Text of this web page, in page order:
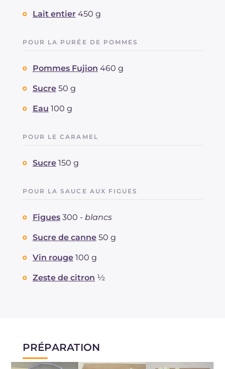
Lait entier 450 g
POUR LA PURÉE DE POMMES
Pommes Fujion 460 g
Sucre 50 g
Eau 100 g
POUR LE CARAMEL
Sucre 150 g
POUR LA SAUCE AUX FIGUES
Figues 300 - blancs
Sucre de canne 50 g
Vin rouge 100 g
Zeste de citron ½
PRÉPARATION